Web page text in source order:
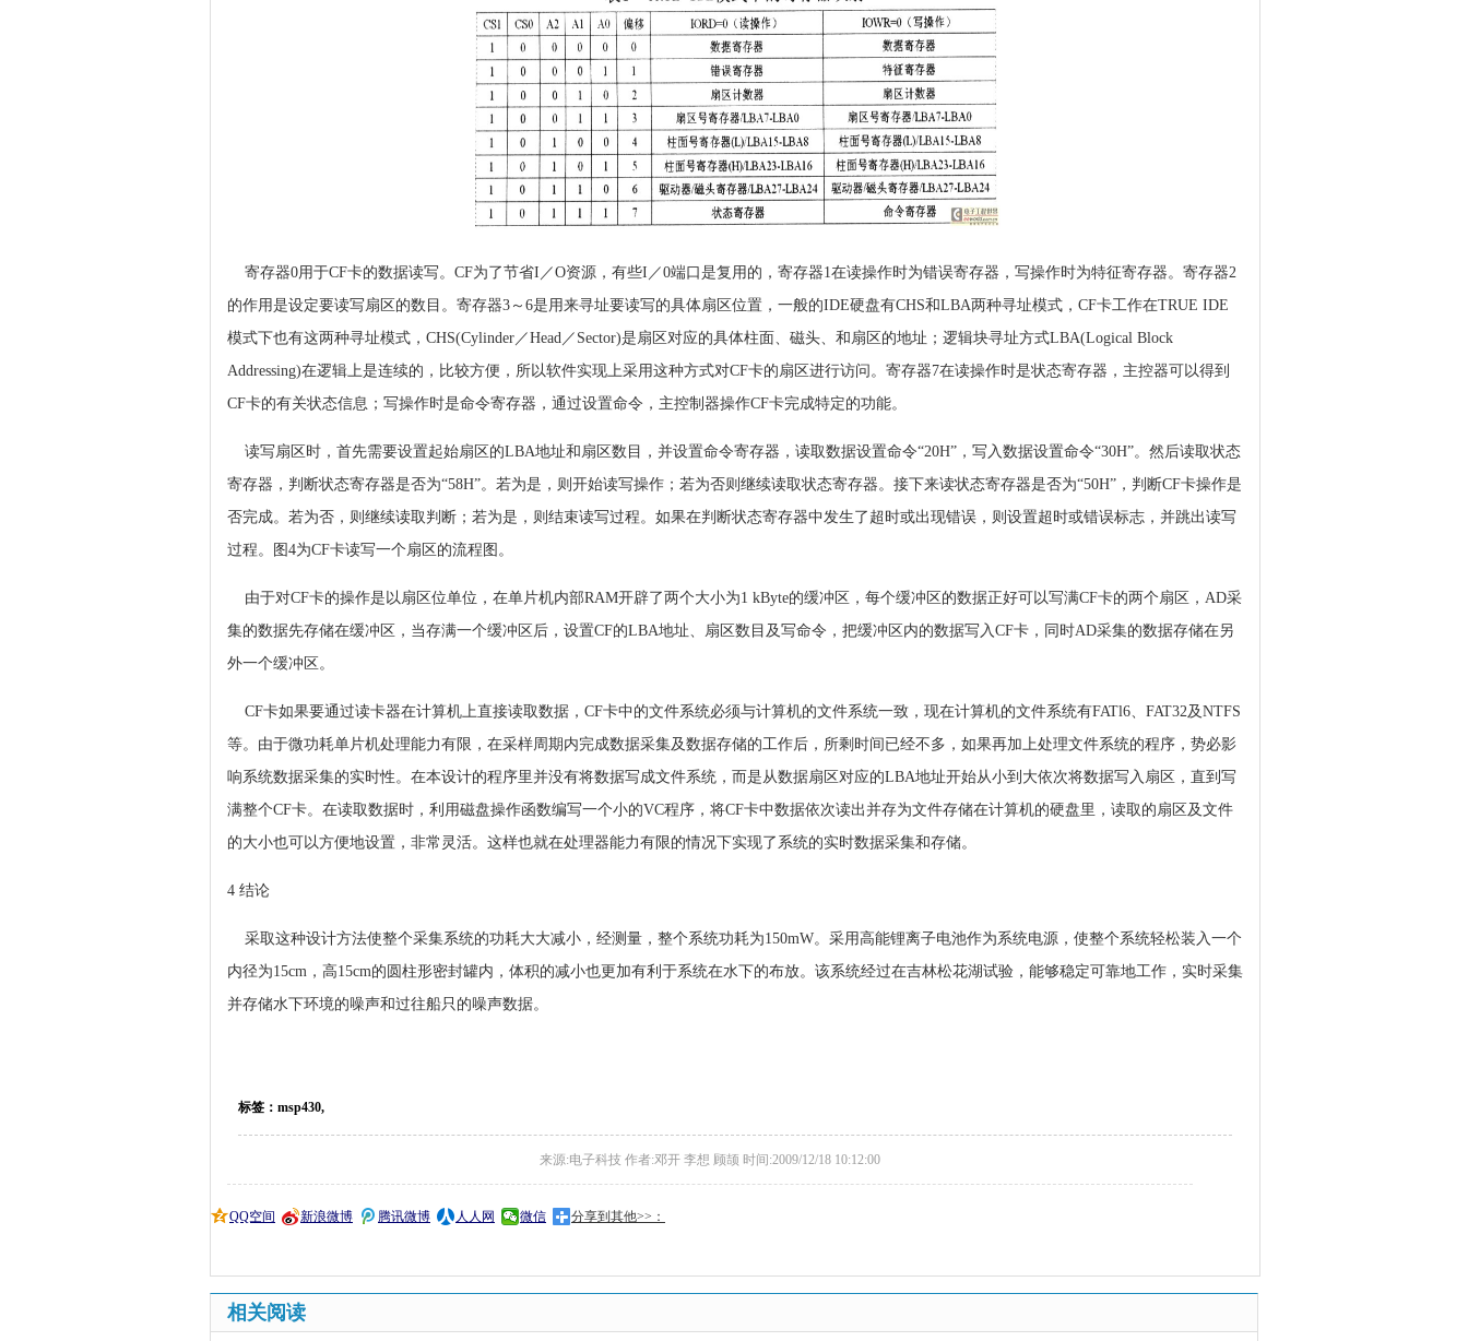
寄存器0用于CF卡的数据读写。CF为了节省I／O资源，有些I／0端口是复用的，寄存器1在读操作时为错误寄存器，写操作时为特征寄存器。寄存器2
的作用是设定要读写扇区的数目。寄存器3～6是用来寻址要读写的具体扇区位置，一般的IDE硬盘有CHS和LBA两种寻址模式，CF卡工作在TRUE IDE
模式下也有这两种寻址模式，CHS(Cylinder／Head／Sector)是扇区对应的具体柱面、磁头、和扇区的地址；逻辑块寻址方式LBA(Logical Block
Addressing)在逻辑上是连续的，比较方便，所以软件实现上采用这种方式对CF卡的扇区进行访问。寄存器7在读操作时是状态寄存器，主控器可以得到
CF卡的有关状态信息；写操作时是命令寄存器，通过设置命令，主控制器操作CF卡完成特定的功能。
读写扇区时，首先需要设置起始扇区的LBA地址和扇区数目，并设置命令寄存器，读取数据设置命令“20H”，写入数据设置命令“30H”。然后读取状态
寄存器，判断状态寄存器是否为“58H”。若为是，则开始读写操作；若为否则继续读取状态寄存器。接下来读状态寄存器是否为“50H”，判断CF卡操作是
否完成。若为否，则继续读取判断；若为是，则结束读写过程。如果在判断状态寄存器中发生了超时或出现错误，则设置超时或错误标志，并跳出读写
过程。图4为CF卡读写一个扇区的流程图。
由于对CF卡的操作是以扇区位单位，在单片机内部RAM开辟了两个大小为1 kByte的缓冲区，每个缓冲区的数据正好可以写满CF卡的两个扇区，AD采
集的数据先存储在缓冲区，当存满一个缓冲区后，设置CF的LBA地址、扇区数目及写命令，把缓冲区内的数据写入CF卡，同时AD采集的数据存储在另
外一个缓冲区。
CF卡如果要通过读卡器在计算机上直接读取数据，CF卡中的文件系统必须与计算机的文件系统一致，现在计算机的文件系统有FATl6、FAT32及NTFS
等。由于微功耗单片机处理能力有限，在采样周期内完成数据采集及数据存储的工作后，所剩时间已经不多，如果再加上处理文件系统的程序，势必影
响系统数据采集的实时性。在本设计的程序里并没有将数据写成文件系统，而是从数据扇区对应的LBA地址开始从小到大依次将数据写入扇区，直到写
满整个CF卡。在读取数据时，利用磁盘操作函数编写一个小的VC程序，将CF卡中数据依次读出并存为文件存储在计算机的硬盘里，读取的扇区及文件
的大小也可以方便地设置，非常灵活。这样也就在处理器能力有限的情况下实现了系统的实时数据采集和存储。
4 结论
采取这种设计方法使整个采集系统的功耗大大减小，经测量，整个系统功耗为150mW。采用高能锂离子电池作为系统电源，使整个系统轻松装入一个
内径为15cm，高15cm的圆柱形密封罐内，体积的减小也更加有利于系统在水下的布放。该系统经过在吉林松花湖试验，能够稳定可靠地工作，实时采集
并存储水下环境的噪声和过往船只的噪声数据。
标签：msp430,
来源:电子科技 作者:邓开 李想 顾颉 时间:2009/12/18 10:12:00
QQ空间 新浪微博 腾讯微博 人人网 微信 分享到其他>>：
相关阅读